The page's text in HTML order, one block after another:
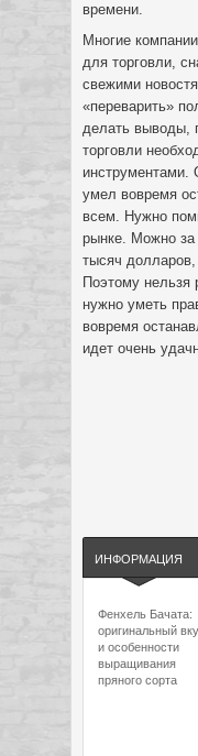
времени.
Многие
для торговли,
свежими
«переварить»
делать выводы,
торговли
инструментами.
умел вовремя
всем. Нужно
рынке. Можно за
тысяч
Поэтому нельзя
нужно уметь
вовремя
идет очень
ИНФОРМАЦИЯ
Фенхель Бачата:
оригинальный
и особенности
выращивания
пряного сорта